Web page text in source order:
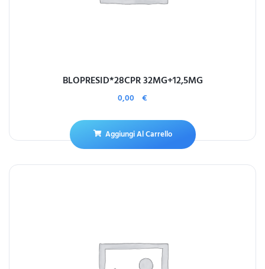
BLOPRESID*28CPR 32MG+12,5MG
0,00 €
Aggiungi Al Carrello